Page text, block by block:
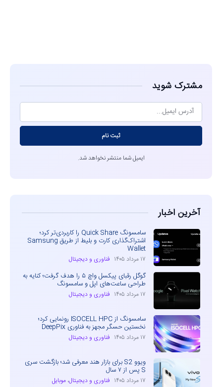
مشترک شوید
ثبت نام
ایمیل شما منتشر نخواهد شد.
آخرین اخبار
سامسونگ Quick Share را کاربردی‌تر کرد؛
اشتراک‌گذاری کارت و بلیط از طریق Samsung
Wallet
۱۷ مرداد ۱۴۰۵ فناوری و دیجیتال
گوگل رقبای پیکسل واچ ۵ را هدف گرفت؛ کنایه به
طراحی ساعت‌های اپل و سامسونگ
۱۷ مرداد ۱۴۰۵ فناوری و دیجیتال
سامسونگ از ISOCELL HPC رونمایی کرد؛
نخستین حسگر مجهز به فناوری DeepPix
۱۷ مرداد ۱۴۰۵ فناوری و دیجیتال
ویوو S2 برای بازار هند معرفی شد؛ بازگشت سری
S پس از ۷ سال
۱۷ مرداد ۱۴۰۵ فناوری و دیجیتال، موبایل